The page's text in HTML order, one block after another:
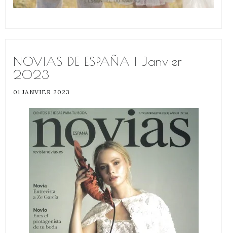
NOVIAS DE ESPAÑA | Janvier
2023
01 JANVIER 2023